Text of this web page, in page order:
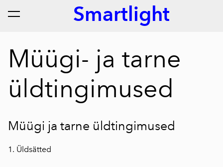
Smartlight
lisati ostukorvi. Vaata ostukorvi
Müügi- ja tarne
üldtingimused
Müügi ja tarne üldtingimused
1. Üldsätted